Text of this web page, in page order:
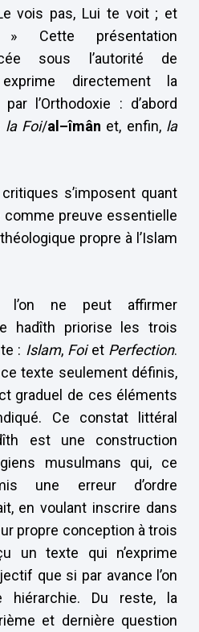
vois pas, Lui te voit ; et
» Cette présentation
sous l’autorité de
exprime directement la
l’Orthodoxie : d’abord
la Foi/al–îmân et, enfin, la
s’imposent quant
preuve essentielle
propre à l’Islam
ne peut affirmer
hadîth priorise les trois
: Islam, Foiet Perfection.
texte seulement définis,
graduel de ces éléments
Ce constat littéral
est une construction
musulmans qui, ce
une erreur d’ordre
en voulant inscrire dans
propre conception à trois
un texte qui n’exprime
que si par avance l’on
Du reste, la
et dernière question